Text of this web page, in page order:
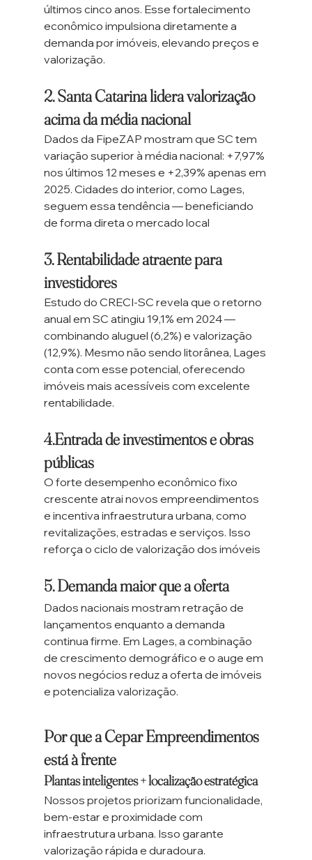
últimos cinco anos. Esse fortalecimento
econômico impulsiona diretamente a
demanda por imóveis, elevando preços e
valorização.
2. Santa Catarina lidera valorização
acima da média nacional
Dados da FipeZAP mostram que SC tem
variação superior à média nacional: +7,97%
nos últimos 12 meses e +2,39% apenas em
2025. Cidades do interior, como Lages,
seguem essa tendência — beneficiando
de forma direta o mercado local
3. Rentabilidade atraente para
investidores
Estudo do CRECI-SC revela que o retorno
anual em SC atingiu 19,1% em 2024 —
combinando aluguel (6,2%) e valorização
(12,9%). Mesmo não sendo litorânea, Lages
conta com esse potencial, oferecendo
imóveis mais acessíveis com excelente
rentabilidade.
4.Entrada de investimentos e obras
públicas
O forte desempenho econômico fixo
crescente atrai novos empreendimentos
e incentiva infraestrutura urbana, como
revitalizações, estradas e serviços. Isso
reforça o ciclo de valorização dos imóveis
5. Demanda maior que a oferta
Dados nacionais mostram retração de
lançamentos enquanto a demanda
continua firme. Em Lages, a combinação
de crescimento demográfico e o auge em
novos negócios reduz a oferta de imóveis
e potencializa valorização.
Por que a Cepar Empreendimentos
está à frente
Plantas inteligentes + localização estratégica
Nossos projetos priorizam funcionalidade,
bem-estar e proximidade com
infraestrutura urbana. Isso garante
valorização rápida e duradoura.